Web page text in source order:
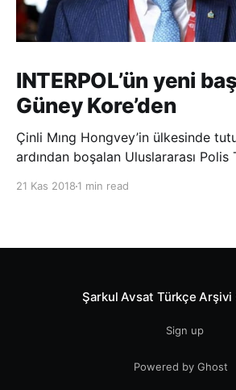
INTERPOL’ün yeni
Güney Kore’den
Çinli Mıng Hongvey’in ülkesinde
ardından boşalan Uluslararası Polis
21 Kas 2018 1 min read
Şarkul Avsat Türkçe Arşivi
Sign up
Powered by Ghost